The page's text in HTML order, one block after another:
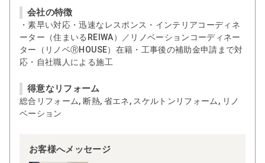
会社の特徴
・素早い対応・迅速なレスポンス・インテリアコーディネ
ーター（住まいるREIWA）／リノベーションコーディネー
ター（リノベⓇHOUSE）在籍・工事後の補助金申請まで対
応・自社職人による施工
得意なリフォーム
総合リフォーム, 断熱, 省エネ, スケルトンリフォーム, リノ
ベーション
お客様へメッセージ